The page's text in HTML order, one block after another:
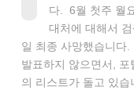
다. 6월 첫주 월
대처에 대해서
일 최종 사망했습니다
발표하지 않으면서,
의 리스트가 돌고 있습